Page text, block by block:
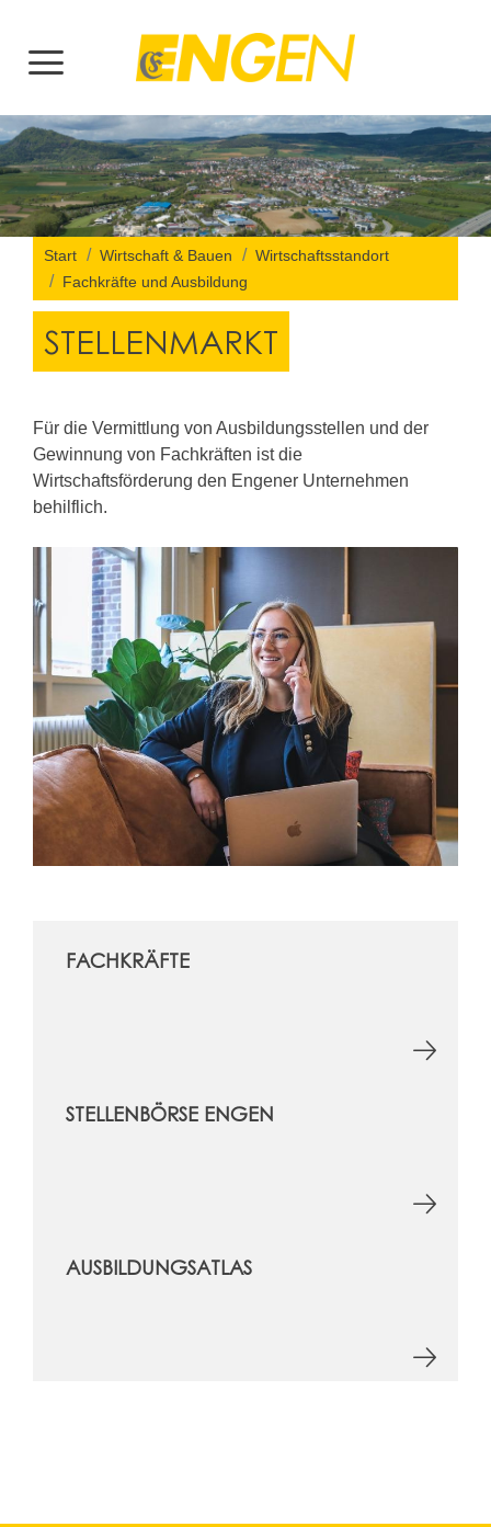
Start Wirtschaft & Bauen
Wirtschaftsstandort
Fachkräfte und Ausbildung
STELLENMARKT
Für die Vermittlung von Ausbildungsstellen und der
Gewinnung von Fachkräften ist die
Wirtschaftsförderung den Engener Unternehmen
behilflich.
FACHKRÄFTE
STELLENBÖRSE ENGEN
AUSBILDUNGSATLAS